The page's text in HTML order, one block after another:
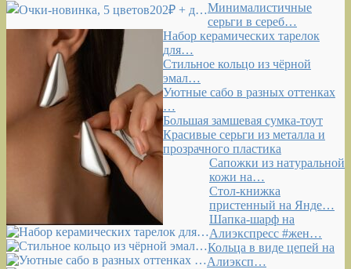
Минималистичные
серьги в сереб…
Набор керамических тарелок
для…
Стильное кольцо из чёрной
эмал…
Уютные сабо в разных оттенках
…
Большая замшевая сумка-тоут
Красивые серьги из металла и
прозрачного пластика
Сапожки из натуральной
кожи на…
Стол-книжка
пристенный на Янде…
Шапка-шарф на
Алиэкспресс #жен…
Кольца в виде цепей на
Алиэксп…